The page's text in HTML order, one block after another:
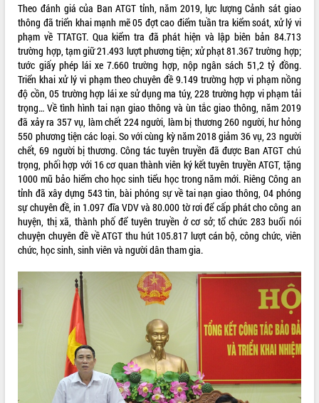
VIDEO
Trailer Lễ hội Sầu riêng Đắk Lắk năm
Theo đánh giá của Ban ATGT tỉnh, năm 2019, lực lượng Cảnh sát giao
thông đã triển khai mạnh mẽ 05 đợt cao điểm tuần tra kiểm soát, xử lý vi
phạm về TTATGT. Qua kiểm tra đã phát hiện và lập biên bản 84.713
trường hợp, tạm giữ 21.493 lượt phương tiện; xử phạt 81.367 trường hợp;
tước giấy phép lái xe 7.660 trường hợp, nộp ngân sách 51,2 tỷ đồng.
Triển khai xử lý vi phạm theo chuyên đề 9.149 trường hợp vi phạm nồng
độ cồn, 05 trường hợp lái xe sử dụng ma túy, 228 trường hợp vi phạm tải
trọng… Về tình hình tai nạn giao thông và ùn tắc giao thông, năm 2019
đã xảy ra 357 vụ, làm chết 224 người, làm bị thương 260 người, hư hỏng
550 phương tiện các loại. So với cùng kỳ năm 2018 giảm 36 vụ, 23 người
chết, 69 người bị thương. Công tác tuyên truyền đã được Ban ATGT chú
trọng, phối hợp với 16 cơ quan thành viên ký kết tuyên truyền ATGT, tặng
1000 mũ bảo hiểm cho học sinh tiểu học trong năm mới. Riêng Công an
tỉnh đã xây dựng 543 tin, bài phóng sự về tai nạn giao thông, 04 phóng
sự chuyên đề, in 1.097 đĩa VDV và 80.000 tờ rơi để cấp phát cho công an
huyện, thị xã, thành phố để tuyên truyền ở cơ sở; tổ chức 283 buổi nói
chuyện chuyên đề về ATGT thu hút 105.817 lượt cán bộ, công chức, viên
chức, học sinh, sinh viên và người dân tham gia.